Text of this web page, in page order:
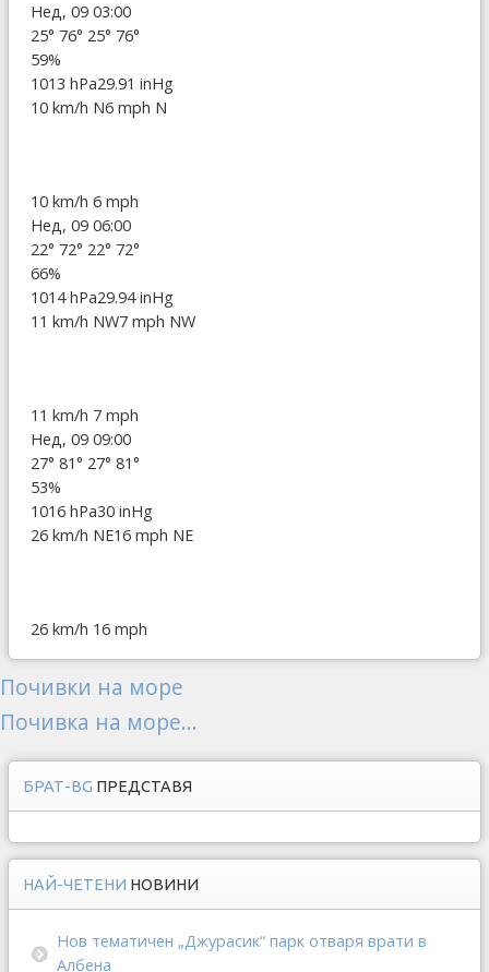
Нед, 09 03:00
25° 76° 25° 76°
59%
1013 hPa29.91 inHg
10 km/h N6 mph N
10 km/h 6 mph
Нед, 09 06:00
22° 72° 22° 72°
66%
1014 hPa29.94 inHg
11 km/h NW7 mph NW
11 km/h 7 mph
Нед, 09 09:00
27° 81° 27° 81°
53%
1016 hPa30 inHg
26 km/h NE16 mph NE
26 km/h 16 mph
Почивки на море
Почивка на море...
БРАТ-BG ПРЕДСТАВЯ
НАЙ-ЧЕТЕНИ НОВИНИ
Нов тематичен „Джурасик“ парк отваря врати в
Албена